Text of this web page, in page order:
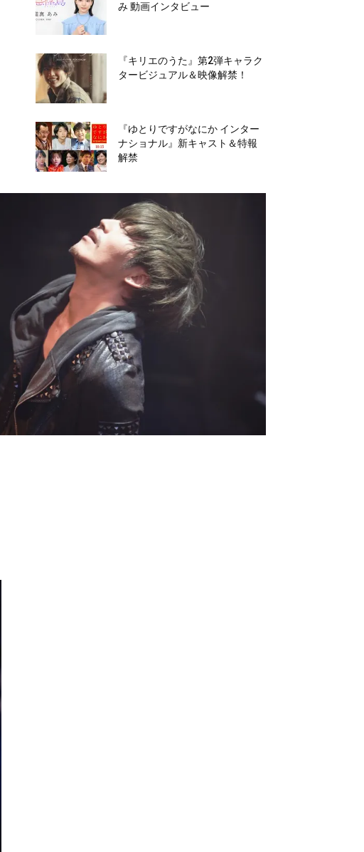
み 動画インタビュー
『キリエのうた』第2弾キャラク
タービジュアル＆映像解禁！
『ゆとりですがなにか インター
ナショナル』新キャスト＆特報
解禁